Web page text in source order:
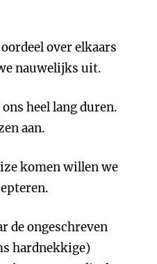
over elkaars
nauwelijks uit.
heel lang duren.
aan.
komen willen we
de ongeschreven
hardnekkige)